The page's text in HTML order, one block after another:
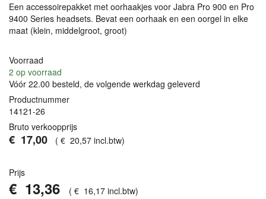
Een accessoirepakket met oorhaakjes voor Jabra Pro 900 en Pro
9400 Series headsets. Bevat een oorhaak en een oorgel in elke
maat (klein, middelgroot, groot)
Voorraad
2 op voorraad
Vóór 22.00 besteld, de volgende werkdag geleverd
Productnummer
14121-26
Bruto verkoopprijs
€ 17,00 ( € 20,57 incl.btw)
Prijs
€ 13,36 ( € 16,17 incl.btw)